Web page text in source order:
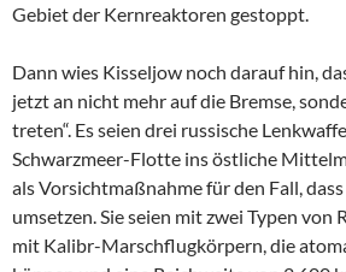
Gebiet der Kernreaktoren gestoppt.
Dann wies Kisseljow noch darauf hin,
jetzt an nicht mehr auf die Bremse,
treten“. Es seien drei russische
Schwarzmeer-Flotte ins östliche
als Vorsichtmaßnahme für den Fall,
umsetzen. Sie seien mit zwei Typen von
mit Kalibr-Marschflugkörpern, die